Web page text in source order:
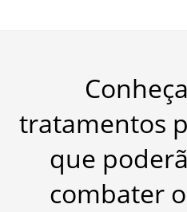
tratamentos
que
combater